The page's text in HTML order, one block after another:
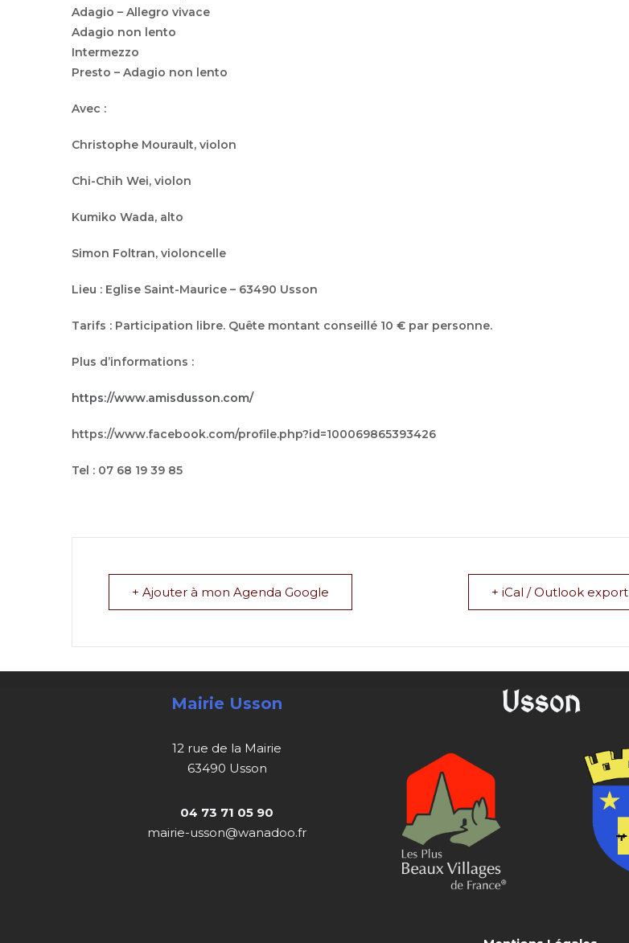
Adagio – Allegro vivace
Adagio non lento
Intermezzo
Presto – Adagio non lento
Avec :
Christophe Mourault, violon
Chi-Chih Wei, violon
Kumiko Wada, alto
Simon Foltran, violoncelle
Lieu : Eglise Saint-Maurice – 63490 Usson
Tarifs : Participation libre. Quête montant conseillé 10 € par personne.
Plus d’informations :
https://www.amisdusson.com/
https://www.facebook.com/profile.php?id=100069865393426
Tel : 07 68 19 39 85
+ Ajouter à mon Agenda Google + iCal / Outlook export
Mairie Usson
12 rue de la Mairie
63490 Usson
04 73 71 05 90
mairie-usson@wanadoo.fr
Usson